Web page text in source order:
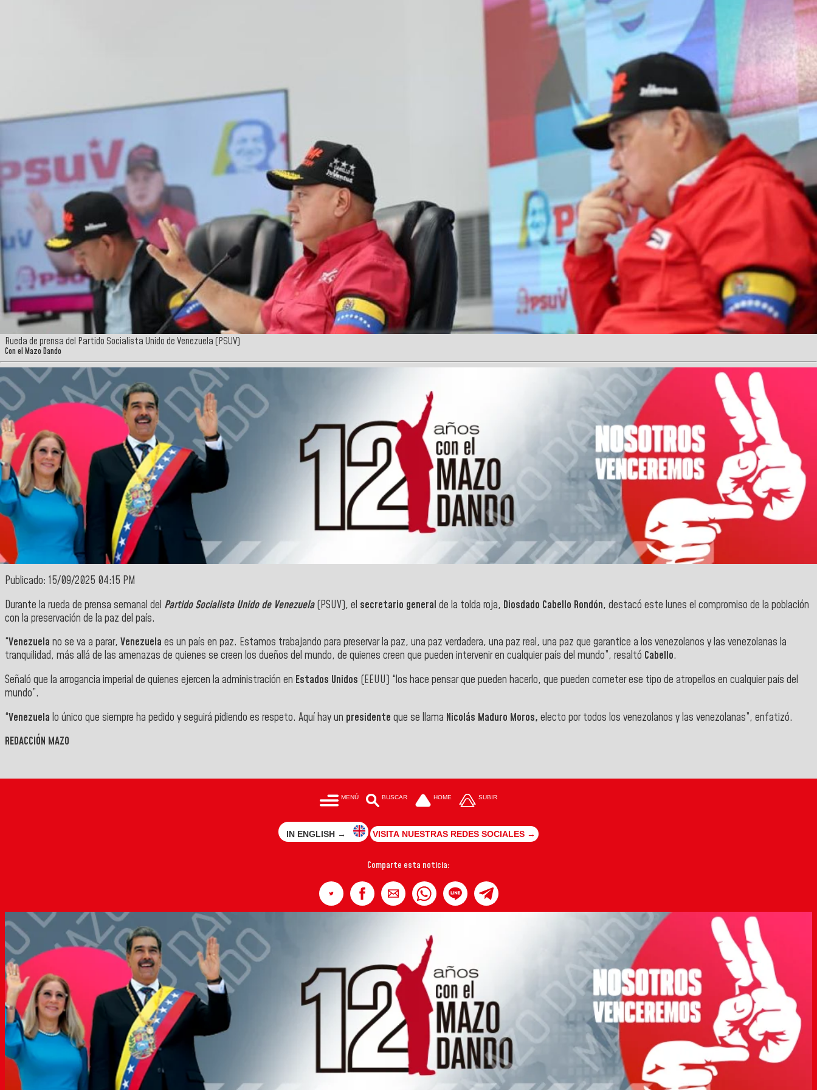
Rueda de prensa del Partido Socialista Unido de Venezuela (PSUV)
Con el Mazo Dando
Publicado: 15/09/2025 04:15 PM
Durante la rueda de prensa semanal del Partido Socialista Unido de Venezuela(PSUV), el secretario general de la tolda roja, Diosdado Cabello Rondón, destacó este lunes el compromiso de la población
con la preservación de la paz del país.
“Venezuela no se va a parar, Venezuela es un país en paz. Estamos trabajando para preservar la paz, una paz verdadera, una paz real, una paz que garantice a los venezolanos y las venezolanas la
tranquilidad, más allá de las amenazas de quienes se creen los dueños del mundo, de quienes creen que pueden intervenir en cualquier país del mundo”, resaltó Cabello.
Señaló que la arrogancia imperial de quienes ejercen la administración en Estados Unidos (EEUU) “los hace pensar que pueden hacerlo, que pueden cometer ese tipo de atropellos en cualquier país del
mundo”.
“Venezuela lo único que siempre ha pedido y seguirá pidiendo es respeto. Aquí hay un presidente que se llama Nicolás Maduro Moros, electo por todos los venezolanos y las venezolanas”, enfatizó.
REDACCIÓN MAZO
MENÚ BUSCAR HOME SUBIR
IN ENGLISH → VISITA NUESTRAS REDES SOCIALES →
Comparte esta noticia: